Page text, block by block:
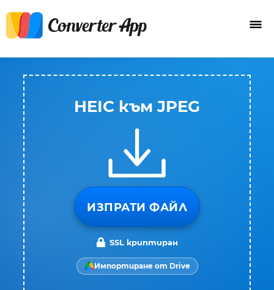
HEIC към JPEG
ИЗПРАТИ ФАЙЛ
SSL криптиран
Импортиране от Drive